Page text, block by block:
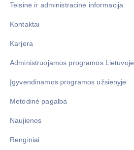
Teisinė ir administracinė informacija
Kontaktai
Karjera
Administruojamos programos Lietuvoje
Įgyvendinamos programos užsienyje
Metodinė pagalba
Naujienos
Renginiai